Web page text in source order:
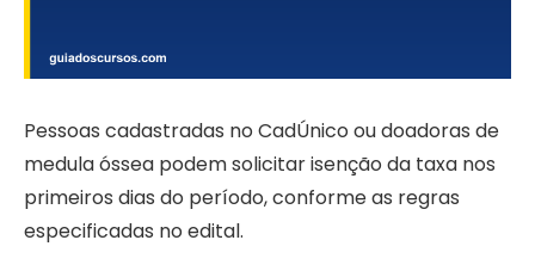
Pessoas cadastradas no CadÚnico ou doadoras de
medula óssea podem solicitar isenção da taxa nos
primeiros dias do período, conforme as regras
especificadas no edital.